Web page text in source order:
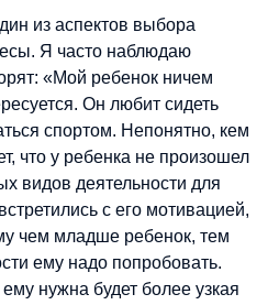
из аспектов выбора
Я часто наблюдаю
«Мой ребенок ничем
Он любит сидеть
спортом. Непонятно, кем
что у ребенка не произошел
видов деятельности для
с его мотивацией,
чем младше ребенок, тем
ему надо попробовать.
нужна будет более узкая